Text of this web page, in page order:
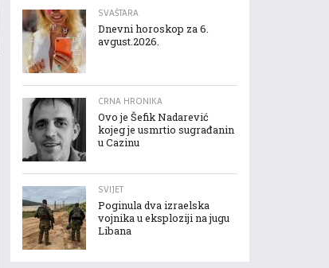
SVAŠTARA
Dnevni horoskop za 6.
avgust.2026.
CRNA HRONIKA
Ovo je Šefik Nadarević
kojeg je usmrtio sugrađanin
u Cazinu
SVIJET
Poginula dva izraelska
vojnika u eksploziji na jugu
Libana